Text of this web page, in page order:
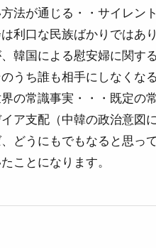
法が通じる・・サイレン
利口な民族ばかりではあ
韓国による慰安婦に関す
うち誰も相手にしなくな
の常識事実・・・既定の
ア支配（中韓の政治意図
どうにもでもなると思っ
ことになります。